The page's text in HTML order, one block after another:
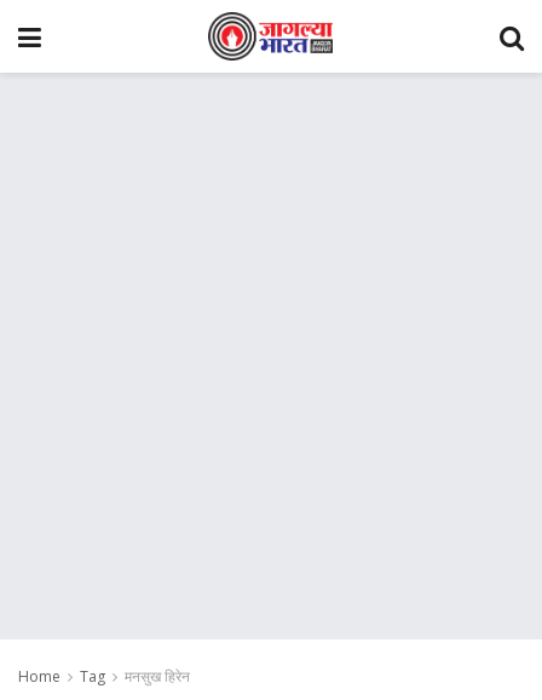
Home Tag मनसुख हिरेन